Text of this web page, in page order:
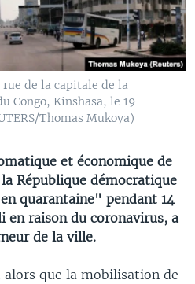
de la capitale de la
Congo, Kinshasa, le 19
Thomas Mukoya)
et économique de
République démocratique
quarantaine" pendant 14
en raison du coronavirus, a
de la ville.
que la mobilisation de